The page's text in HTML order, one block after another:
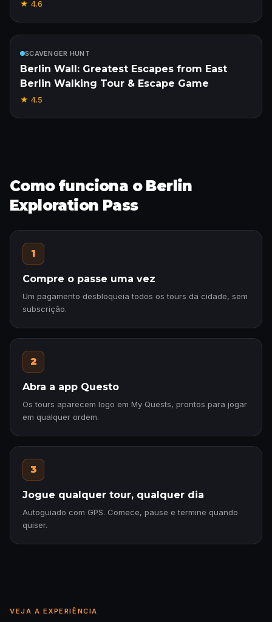
★ 4.6
SCAVENGER HUNT
Berlin Wall: Greatest Escapes from East
Berlin Walking Tour & Escape Game
★ 4.5
Como funciona o Berlin
Exploration Pass
1
Compre o passe uma vez
Um pagamento desbloqueia todos os tours da cidade, sem
subscrição.
2
Abra a app Questo
Os tours aparecem logo em My Quests, prontos para jogar
em qualquer ordem.
3
Jogue qualquer tour, qualquer dia
Autoguiado com GPS. Comece, pause e termine quando
quiser.
VEJA A EXPERIÊNCIA